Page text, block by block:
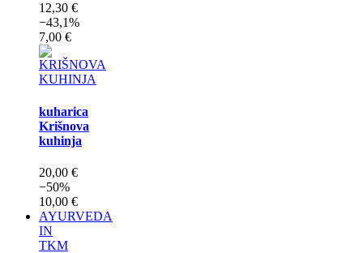
12,30 €
−43,1%
7,00 €
kuharica
Krišnova
kuhinja
20,00 €
−50%
10,00 €
AYURVEDA
IN
TKM